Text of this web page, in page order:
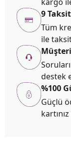
9
Tüm
ile
destek
%100
Güçlü